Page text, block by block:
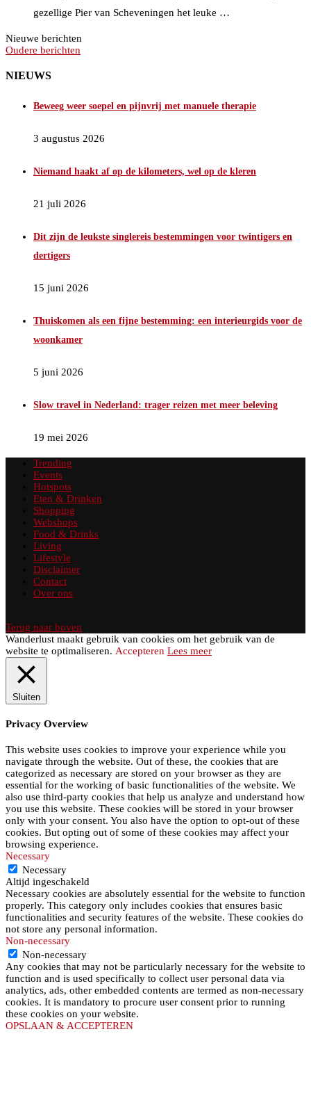
gezellige Pier van Scheveningen het leuke …
Nieuwe berichten
Oudere berichten
NIEUWS
Beweeg weer soepel en pijnvrij met manuele therapie
3 augustus 2026
Niemand haakt af op de kilometers, wel op de kleren
21 juli 2026
Dit zijn de leukste singlereis bestemmingen voor twintigers en
dertigers
15 juni 2026
Thuiskomen als een fijne bestemming: een interieurgids voor de
woonkamer
5 juni 2026
Slow travel in Nederland: trager reizen met meer beleving
19 mei 2026
Trending
Events
Hotspots
Eten & Drinken
Shopping
Webshops
Food & Drinks
Living
Lifestyle
Disclaimer
Contact
Over ons
Terug naar boven
Wanderlust maakt gebruik van cookies om het gebruik van de
website te optimaliseren. Accepteren Lees meer
Sluiten
Privacy Overview
This website uses cookies to improve your experience while you
navigate through the website. Out of these, the cookies that are
categorized as necessary are stored on your browser as they are
essential for the working of basic functionalities of the website. We
also use third-party cookies that help us analyze and understand how
you use this website. These cookies will be stored in your browser
only with your consent. You also have the option to opt-out of these
cookies. But opting out of some of these cookies may affect your
browsing experience.
Necessary
Necessary
Altijd ingeschakeld
Necessary cookies are absolutely essential for the website to function
properly. This category only includes cookies that ensures basic
functionalities and security features of the website. These cookies do
not store any personal information.
Non-necessary
Non-necessary
Any cookies that may not be particularly necessary for the website to
function and is used specifically to collect user personal data via
analytics, ads, other embedded contents are termed as non-necessary
cookies. It is mandatory to procure user consent prior to running
these cookies on your website.
OPSLAAN & ACCEPTEREN